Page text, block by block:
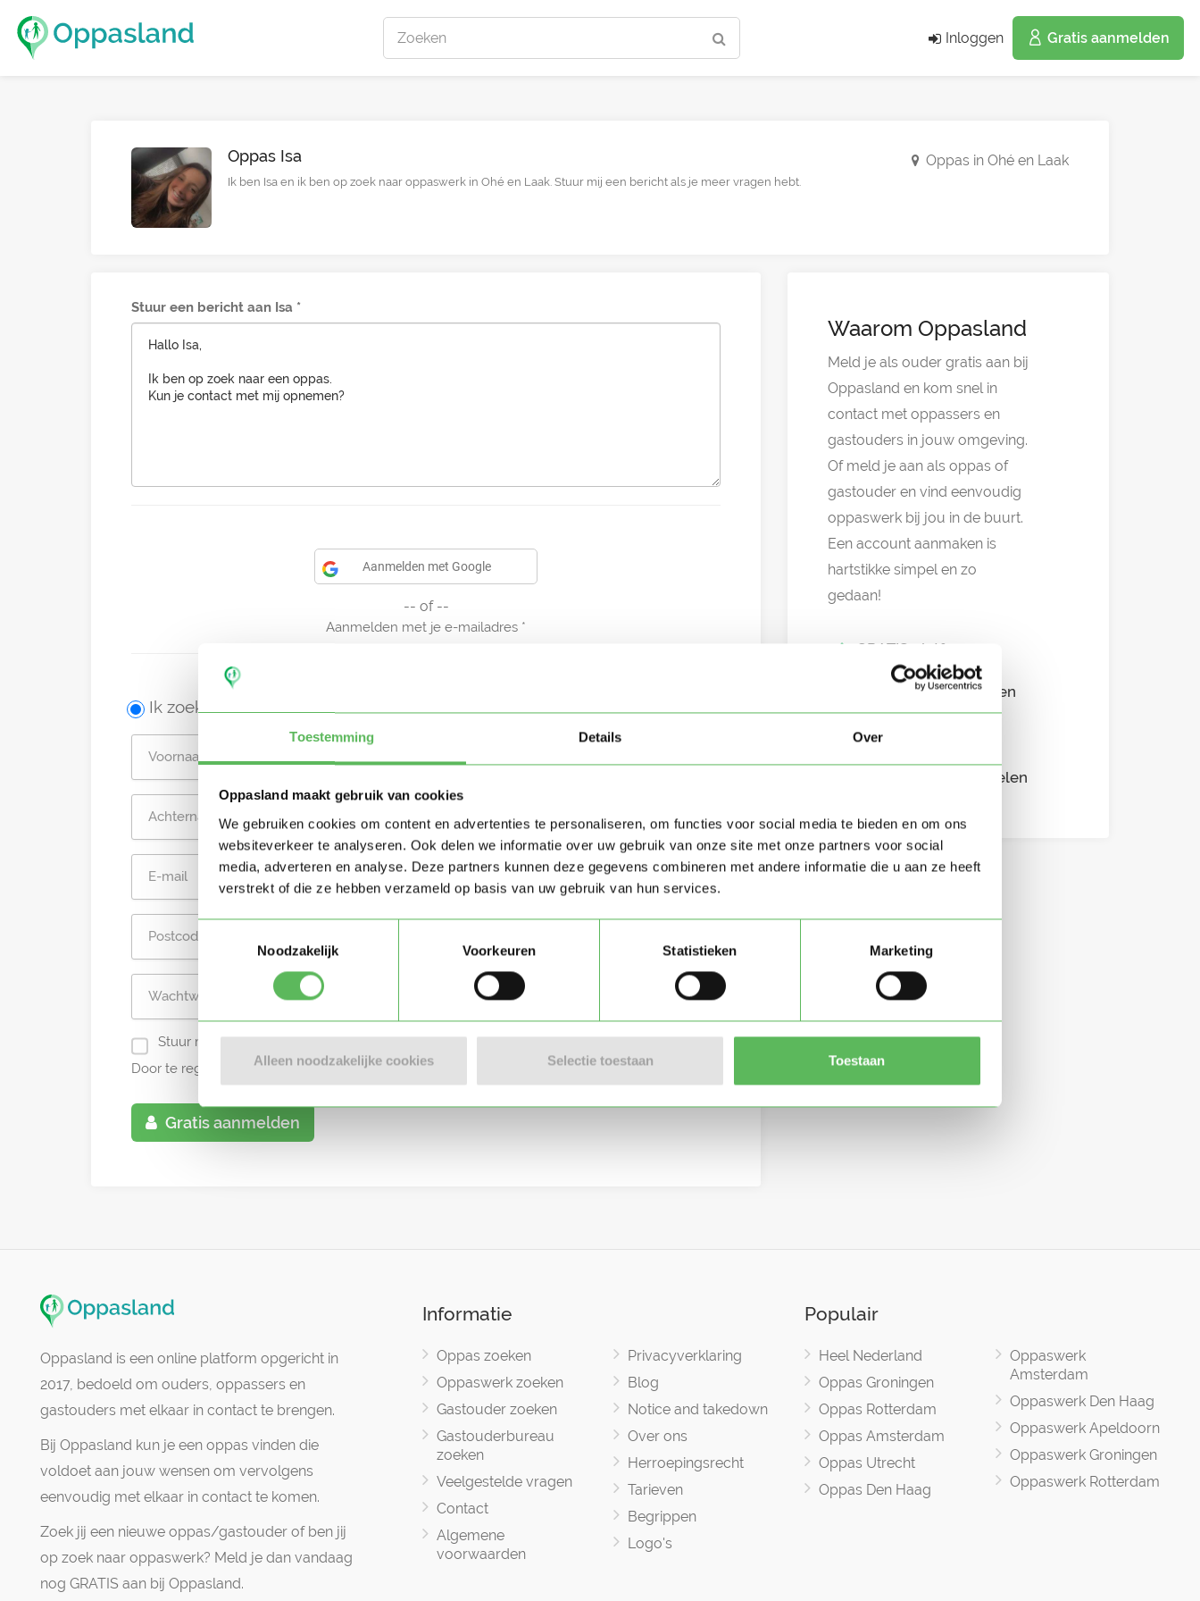
Toestemming Details Over
Oppasland maakt gebruik van cookies
We gebruiken cookies om content en advertenties te personaliseren, om functies voor social media te bieden en om ons
websiteverkeer te analyseren. Ook delen we informatie over uw gebruik van onze site met onze partners voor social
media, adverteren en analyse. Deze partners kunnen deze gegevens combineren met andere informatie die u aan ze heeft
verstrekt of die ze hebben verzameld op basis van uw gebruik van hun services.
Toestemmingsselectie
Noodzakelijk
Voorkeuren Statistieken Marketing
Alleen noodzakelijke cookies Selectie toestaan Toestaan
Zoeken Inloggen Gratis aanmelden
Oppas Isa
Ik ben Isa en ik ben op zoek naar oppaswerk in Ohé en Laak. Stuur mij een bericht als je meer vragen hebt.
Oppas in Ohé en Laak
Stuur een bericht aan Isa
Aanmelden met Google
-- of --
Aanmelden met je e-mailadres
Ik zoek een oppas
Stuur mij nieuwe profielen in mijn omgeving per e-mail
Door te registreren ga je akkoord met de Algemene voorwaarden van Oppasland.
Gratis aanmelden
Waarom Oppasland
Meld je als ouder gratis aan bij
Oppasland en kom snel in
contact met oppassers en
gastouders in jouw omgeving.
Of meld je aan als oppas of
gastouder en vind eenvoudig
oppaswerk bij jou in de buurt.
Een account aanmaken is
hartstikke simpel en zo
gedaan!
GRATIS platform
Eenvoudig aanmelden
Snel in contact
Overzichtelijke profielen
Oppasland is een online platform opgericht in
2017, bedoeld om ouders, oppassers en
gastouders met elkaar in contact te brengen.
Bij Oppasland kun je een oppas vinden die
voldoet aan jouw wensen om vervolgens
eenvoudig met elkaar in contact te komen.
Zoek jij een nieuwe oppas/gastouder of ben jij
op zoek naar oppaswerk? Meld je dan vandaag
nog GRATIS aan bij Oppasland.
Informatie
Oppas zoeken
Oppaswerk zoeken
Gastouder zoeken
Gastouderbureau
zoeken
Veelgestelde vragen
Contact
Algemene
voorwaarden
Privacyverklaring
Blog
Notice and takedown
Over ons
Herroepingsrecht
Tarieven
Begrippen
Logo's
Populair
Heel Nederland
Oppas Groningen
Oppas Rotterdam
Oppas Amsterdam
Oppas Utrecht
Oppas Den Haag
Oppaswerk
Amsterdam
Oppaswerk Den Haag
Oppaswerk Apeldoorn
Oppaswerk Groningen
Oppaswerk Rotterdam